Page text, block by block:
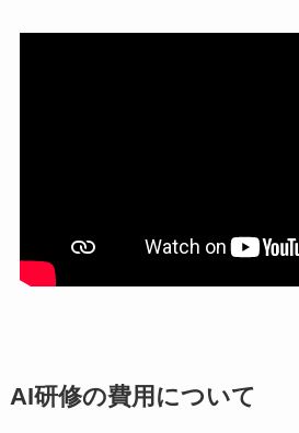
AI研修の費用について